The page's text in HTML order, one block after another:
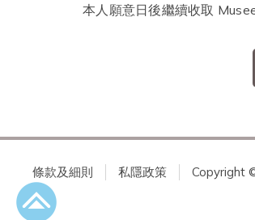
本人願意日後繼續收取
條款及細則 私隱政策 Copyright